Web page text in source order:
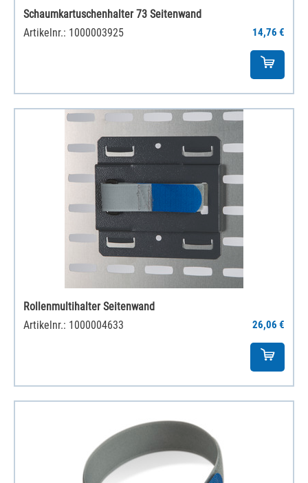
Schaumkartuschenhalter 73 Seitenwand
Artikelnr.: 1000003925
14,76 €
Rollenmultihalter Seitenwand
Artikelnr.: 1000004633
26,06 €